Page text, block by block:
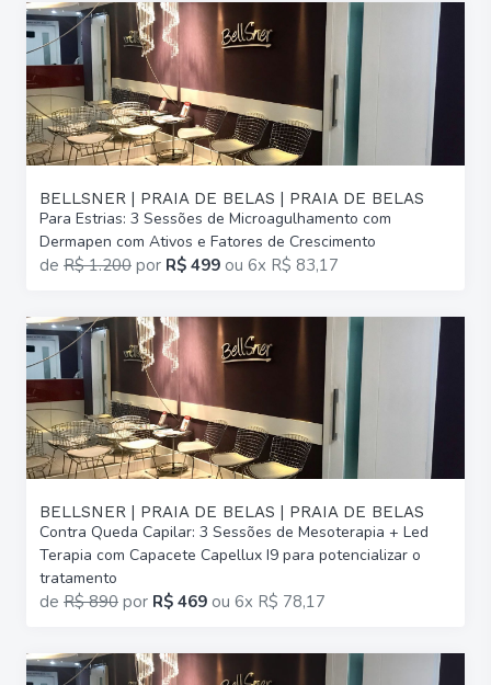
BELLSNER | PRAIA DE BELAS | PRAIA DE BELAS
Para Estrias: 3 Sessões de Microagulhamento com
Dermapen com Ativos e Fatores de Crescimento
de R$ 1.200 por R$ 499 ou 6x R$ 83,17
BELLSNER | PRAIA DE BELAS | PRAIA DE BELAS
Contra Queda Capilar: 3 Sessões de Mesoterapia + Led
Terapia com Capacete Capellux I9 para potencializar o
tratamento
de R$ 890 por R$ 469 ou 6x R$ 78,17